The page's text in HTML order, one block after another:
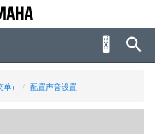
） 配置声音设置